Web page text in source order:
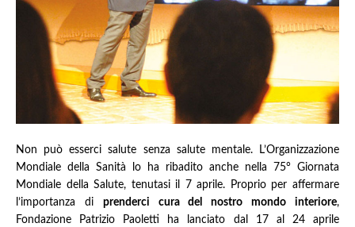
Non può esserci salute senza salute mentale. L’Organizzazione
Mondiale della Sanità lo ha ribadito anche nella 75° Giornata
Mondiale della Salute, tenutasi il 7 aprile. Proprio per affermare
l’importanza di prenderci cura del nostro mondo interiore,
Fondazione Patrizio Paoletti ha lanciato dal 17 al 24 aprile